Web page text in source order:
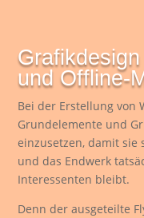
und Offline-
Bei der Erstellung von
Grundelemente und
einzusetzen, damit sie
und das Endwerk
Interessenten bleibt.
Denn der ausgeteilte